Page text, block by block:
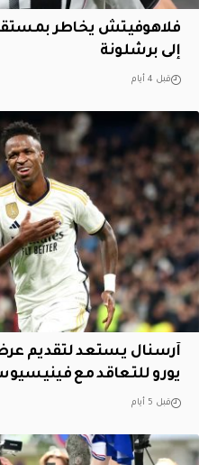
فلاهوفيتش يخاطر
إلى برشلونة
قبل 4 أيام
يورو للتعاقد مع
قبل 5 أيام